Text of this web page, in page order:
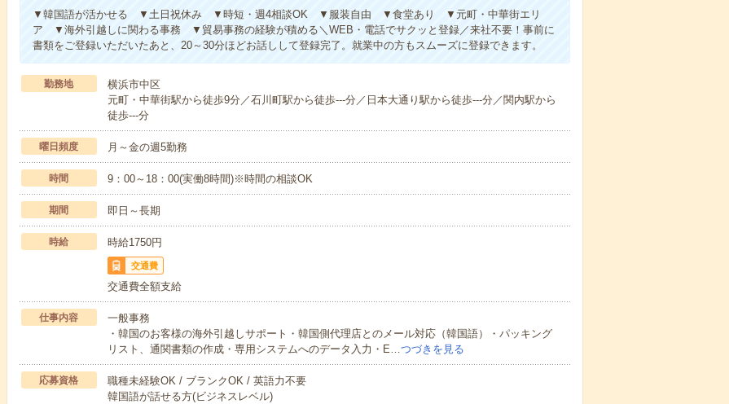
▼韓国語が活かせる ▼土日祝休み ▼時短・週4相談OK ▼服装自由 ▼食堂あり ▼元町・中華街エリ
ア ▼海外引越しに関わる事務 ▼貿易事務の経験が積める＼WEB・電話でサクッと登録／来社不要！事前に
書類をご登録いただいたあと、20～30分ほどお話しして登録完了。就業中の方もスムーズに登録できます。
勤務地
横浜市中区
元町・中華街駅から徒歩9分／石川町駅から徒歩---分／日本大通り駅から徒歩---分／関内駅から
徒歩---分
曜日頻度 月～金の週5勤務
時間 9：00～18：00(実働8時間)※時間の相談OK
期間 即日～長期
時給 時給1750円
交通費
交通費全額支給
仕事内容
一般事務
・韓国のお客様の海外引越しサポート・韓国側代理店とのメール対応（韓国語）・パッキング
リスト、通関書類の作成・専用システムへのデータ入力・E…つづきを見る
応募資格
職種未経験OK / ブランクOK / 英語力不要
韓国語が話せる方(ビジネスレベル)